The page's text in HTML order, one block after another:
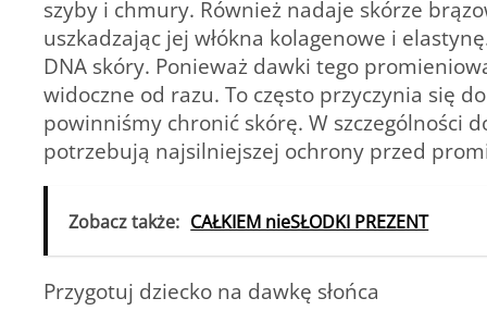
szyby i chmury. Również nadaje skórze
uszkadzając jej włókna kolagenowe i
DNA skóry. Ponieważ dawki tego
widoczne od razu. To często przyczynia się
powinniśmy chronić skórę. W szczególności
potrzebują najsilniejszej ochrony przed
Zobacz także: CAŁKIEM nieSŁODKI PREZENT
Przygotuj dziecko na dawkę słońca